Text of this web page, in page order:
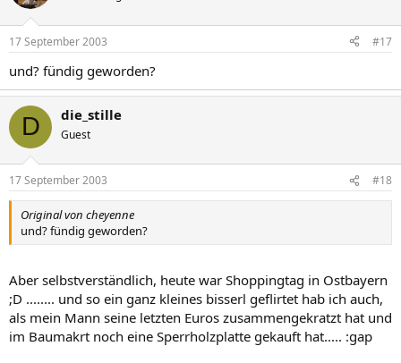
17 September 2003 #17
und? fündig geworden?
D die_stille
Guest
17 September 2003 #18
Original von cheyenne
und? fündig geworden?
Aber selbstverständlich, heute war Shoppingtag in Ostbayern
;D ........ und so ein ganz kleines bisserl geflirtet hab ich auch,
als mein Mann seine letzten Euros zusammengekratzt hat und
im Baumakrt noch eine Sperrholzplatte gekauft hat..... :gap